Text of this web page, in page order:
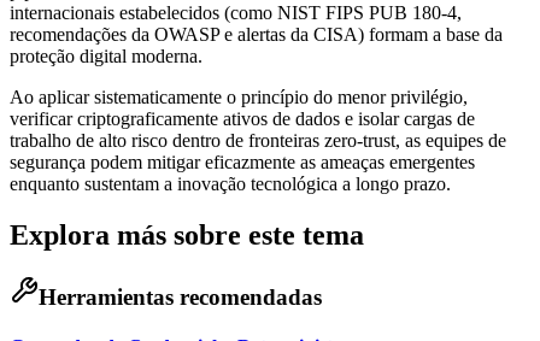
internacionais estabelecidos (como NIST FIPS PUB 180-4,
recomendações da OWASP e alertas da CISA) formam a base da
proteção digital moderna.
Ao aplicar sistematicamente o princípio do menor privilégio,
verificar criptograficamente ativos de dados e isolar cargas de
trabalho de alto risco dentro de fronteiras zero-trust, as equipes de
segurança podem mitigar eficazmente as ameaças emergentes
enquanto sustentam a inovação tecnológica a longo prazo.
Explora más sobre este tema
Herramientas recomendadas